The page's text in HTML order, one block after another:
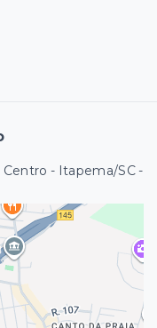
Centro - Itapema/SC-